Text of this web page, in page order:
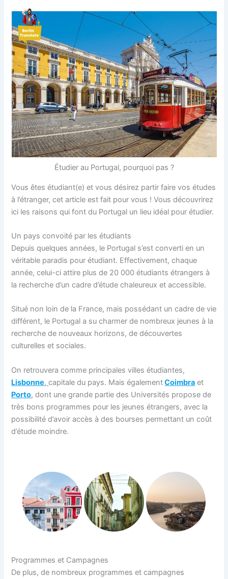
contenu
Étudier au Portugal, pourquoi pas ?
Vous êtes étudiant(e) et vous désirez partir faire vos études
à l’étranger, cet article est fait pour vous ! Vous découvrirez
ici les raisons qui font du Portugal un lieu idéal pour étudier.
Un pays convoité par les étudiants
Depuis quelques années, le Portugal s’est converti en un
véritable paradis pour étudiant. Effectivement, chaque
année, celui-ci attire plus de 20 000 étudiants étrangers à
la recherche d’un cadre d’étude chaleureux et accessible.
Situé non loin de la France, mais possédant un cadre de vie
différent, le Portugal a su charmer de nombreux jeunes à la
recherche de nouveaux horizons, de découvertes
culturelles et sociales.
On retrouvera comme principales villes étudiantes,
Lisbonne,capitale du pays. Mais égalementCoimbra et
Porto, dont une grande partie des Universités propose de
très bons programmes pour les jeunes étrangers, avec la
possibilité d’avoir accès à des bourses permettant un coût
d’étude moindre.
Programmes et Campagnes
De plus, de nombreux programmes et campagnes